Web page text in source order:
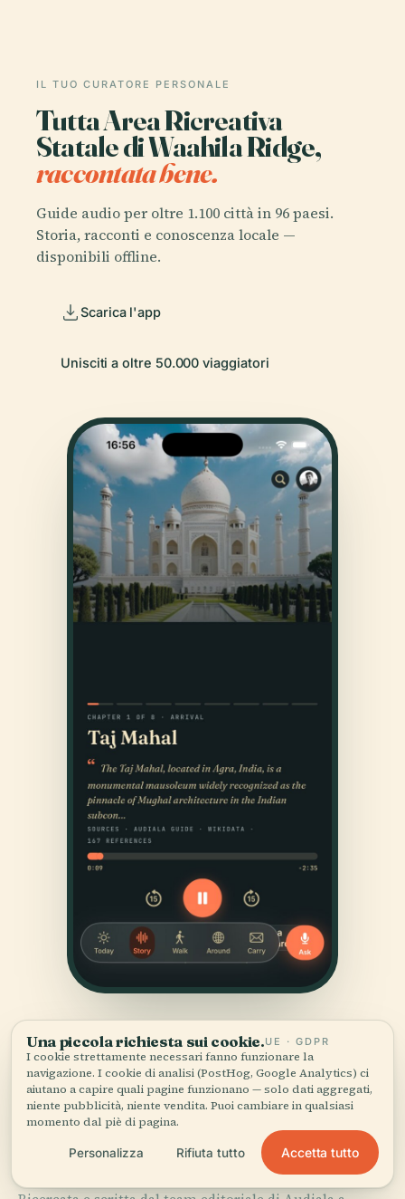
IL TUO CURATORE PERSONALE
Tutta Area Ricreativa
Statale di Waahila Ridge,
raccontata bene.
Guide audio per oltre 1.100 città in 96 paesi.
Storia, racconti e conoscenza locale —
disponibili offline.
Scarica l'app
Unisciti a oltre 50.000 viaggiatori
FONTI
Verificato,e mostrato.
Una piccola richiesta sui cookie.UE · GDPR
I cookie strettamente necessari fanno funzionare la
navigazione. I cookie di analisi (PostHog, Google Analytics) ci
aiutano a capire quali pagine funzionano — solo dati aggregati,
niente pubblicità, niente vendita. Puoi cambiare in qualsiasi
momento dal piè di pagina.
Personalizza Rifiuta tutto Accetta tutto